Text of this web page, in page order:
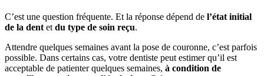
C’est une question fréquente. Et la réponse dépend de l’état initial
de la dent et du type de soin reçu.
Attendre quelques semaines avant la pose de couronne, c’est parfois
possible. Dans certains cas, votre dentiste peut estimer qu’il est
acceptable de patienter quelques semaines, à condition de